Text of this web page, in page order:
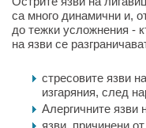
са много динамични и,
до тежки усложнения -
на язви се
стресовите язви
изгаряния, след
Алергичните язви
язви, причинени